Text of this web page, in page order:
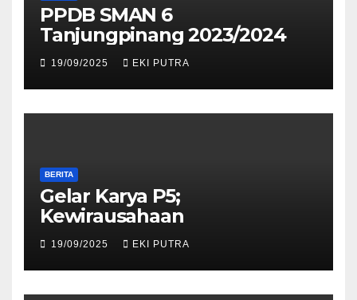
PPDB SMAN 6
Tanjungpinang 2023/2024
19/09/2025 EKI PUTRA
BERITA
Gelar Karya P5;
Kewirausahaan
19/09/2025 EKI PUTRA